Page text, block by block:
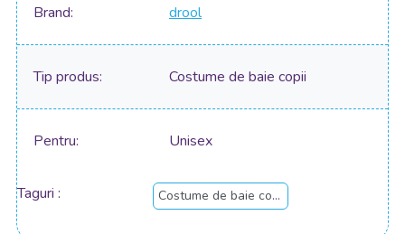
Brand drool
Tip produs Costume de baie copii
Pentru Unisex
Taguri Costume de baie copii